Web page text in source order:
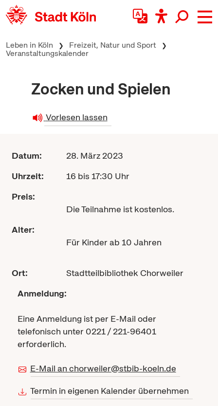
zum Inhalt springen
Leben in Köln
Freizeit, Natur und Sport
Veranstaltungskalender
Zocken und Spielen
Vorlesen lassen
Datum:
28. März 2023
Uhrzeit:
16 bis 17:30 Uhr
Preis:
Die Teilnahme ist kostenlos.
Alter:
Für Kinder ab 10 Jahren
Ort:
Stadtteilbibliothek Chorweiler
Anmeldung:
Eine Anmeldung ist per E-Mail oder
telefonisch unter 0221 / 221-96401
erforderlich.
E-Mail an chorweiler@stbib-koeln.de
Termin in eigenen Kalender übernehmen